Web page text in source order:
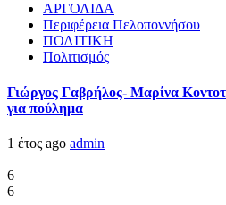
ΑΡΓΟΛΙΔΑ
Περιφέρεια Πελοποννήσου
ΠΟΛΙΤΙΚΗ
Πολιτισμός
Γιώργος Γαβρήλος- Μαρίνα
για πούλημα
1 έτος ago admin
6
6